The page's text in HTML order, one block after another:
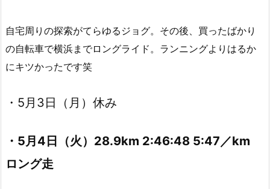
自宅周りの探索がてらゆるジョグ。その後、買ったばかり
の自転車で横浜までロングライド。ランニングよりはるか
にキツかったです笑
・5月3日（月）休み
・5月4日（火）28.9km 2:46:48 5:47／km
ロング走